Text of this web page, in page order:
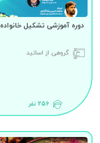
دوره آموزشی تشکیل خانواده
گروهی از اساتید
256 نفر